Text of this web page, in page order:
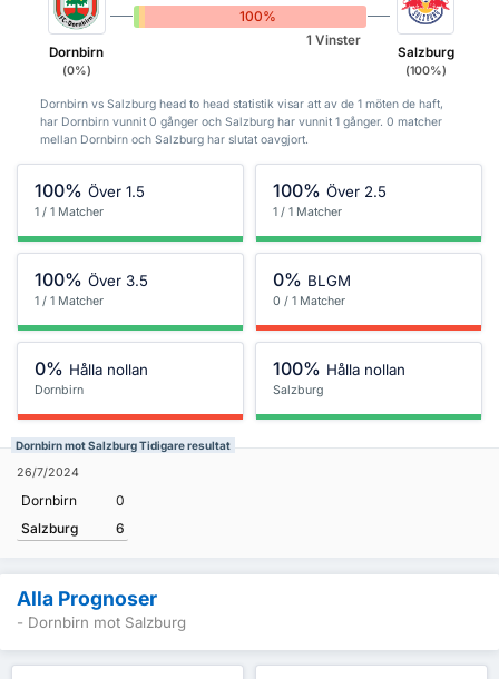
Dornbirn
(0%)
100%
1 Vinster
Salzburg
(100%)
Dornbirn vs Salzburg head to head statistik visar att av de 1 möten de haft,
har Dornbirn vunnit 0 gånger och Salzburg har vunnit 1 gånger. 0 matcher
mellan Dornbirn och Salzburg har slutat oavgjort.
100% Över 1.5
1 / 1 Matcher
100% Över 2.5
1 / 1 Matcher
100% Över 3.5
1 / 1 Matcher
0% BLGM
0 / 1 Matcher
0% Hålla nollan
Dornbirn
100% Hålla nollan
Salzburg
Dornbirn mot Salzburg Tidigare resultat
26/7/2024
Dornbirn
0
Salzburg
6
Alla Prognoser
- Dornbirn mot Salzburg